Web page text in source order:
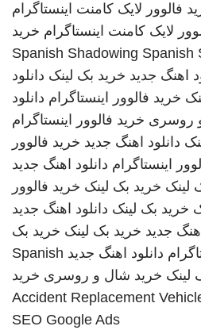
فالوور لایک کامنت اینستاگرام
لایک کامنت اینستاگرام خرید
Spanish Shadowing Spanish
اهنگ جدید خرید بک لینک دانلود
خرید فالوور اینستاگرام دانلود
روسری خرید فالوور اینستاگرام
دانلود اهنگ جدید خرید فالوور
اینستاگرام دانلود اهنگ جدید
لینک خرید بک لینک خرید فالوور
خرید بک لینک دانلود اهنگ جدید
جدید خرید بک لینک خرید بک
دانلود اهنگ جدید Spanish
لینک خرید شال و روسری خرید
Accident Replacement
SEO Google Ads